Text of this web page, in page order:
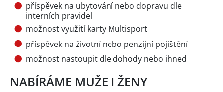
příspěvek na ubytování nebo dopravu dle
interních pravidel
možnost využití karty Multisport
příspěvek na životní nebo penzijní pojištění
možnost nastoupit dle dohody nebo ihned
NABÍRÁME MUŽE I ŽENY